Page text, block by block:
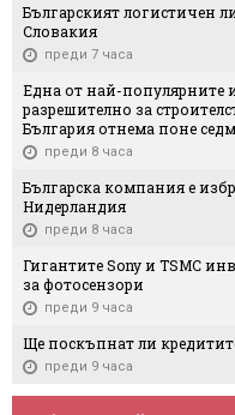
Българският логистичен
Словакия
преди 7 часа
Една от най-популярните
разрешително за
България отнема поне
преди 8 часа
Българска компания е
Нидерландия
преди 8 часа
Гигантите Sony и TSMC
за фотосензори
преди 9 часа
Ще поскъпнат ли
преди 9 часа